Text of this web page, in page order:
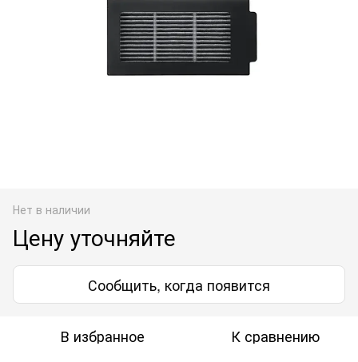
Нет в наличии
Цену уточняйте
Сообщить, когда появится
В избранное К сравнению